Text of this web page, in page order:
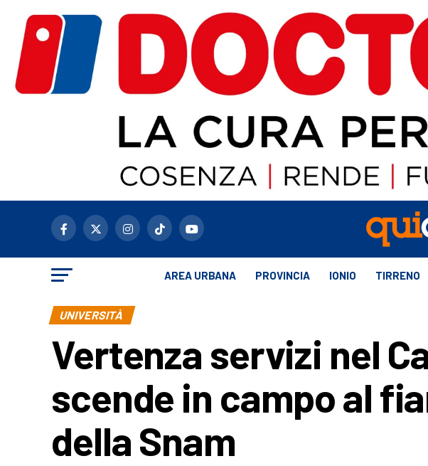
AREA URBANA PROVINCIA IONIO TIRRENO
UNIVERSITÀ
Vertenza servizi nel
scende in campo al
della Snam